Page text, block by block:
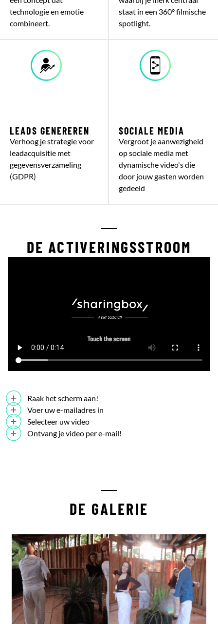
technologie en emotie
combineert.
staat in een 360° filmische
spotlight.
LEADS GENEREREN
Verhoog je strategie voor
leadacquisitie met
gegevensverzameling
(GDPR)
SOCIALE MEDIA
Vergroot je aanwezigheid
op sociale media met
dynamische video's die
door jouw gasten worden
gedeeld
DE ACTIVERINGSSTROOM
Raak het scherm aan!
Voer uw e-mailadres in
Selecteer uw video
Ontvang je video per e-mail!
DE GALERIE